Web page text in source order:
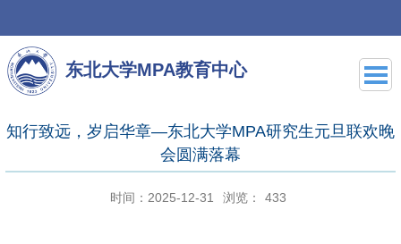
东北大学MPA教育中心
知行致远，岁启华章—东北大学MPA研究生元旦联欢晚
会圆满落幕
时间：2025-12-31 浏览： 433